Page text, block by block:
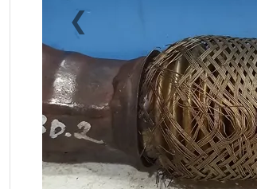
❮
Previous